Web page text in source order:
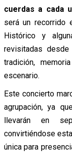
cuerdas a cada
será un recorrido
Histórico y
revisitadas
tradición,
escenario.
Este concierto
agrupación, ya
llevarán en
convirtiéndose
única para